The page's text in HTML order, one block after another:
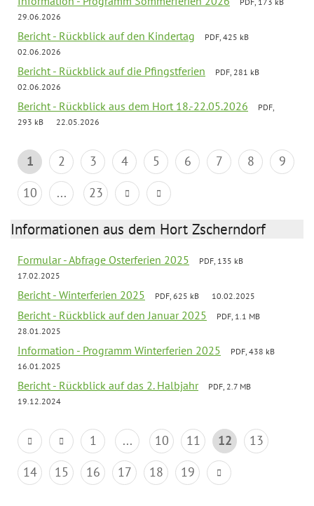
29.06.2026
Bericht - Rückblick auf den Kindertag
PDF, 425 kB
02.06.2026
Bericht - Rückblick auf die Pfingstferien
PDF, 281 kB
02.06.2026
Bericht - Rückblick aus dem Hort 18.-22.05.2026
PDF,
293 kB
22.05.2026
1 2 3 4 5 6 7 8
9
10
... 23
Informationen aus dem Hort Zscherndorf
Formular - Abfrage Osterferien 2025
PDF, 135 kB
17.02.2025
Bericht - Winterferien 2025 PDF, 625 kB 10.02.2025
Bericht - Rückblick auf den Januar 2025
PDF, 1.1 MB
28.01.2025
Information - Programm Winterferien 2025
PDF, 438 kB
16.01.2025
Bericht - Rückblick auf das 2. Halbjahr
PDF, 2.7 MB
19.12.2024
1 ... 10 11 12
13
14
15 16 17 18 19